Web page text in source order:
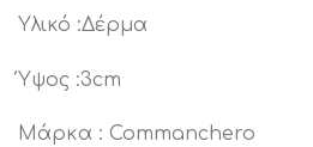
Υλικό :Δέρμα
Ύψος :3cm
Μάρκα : Commanchero